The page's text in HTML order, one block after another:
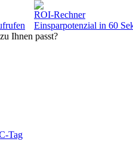
ROI-Rechner
Einsparpotenzial in 60
Ihnen passt?
Tag